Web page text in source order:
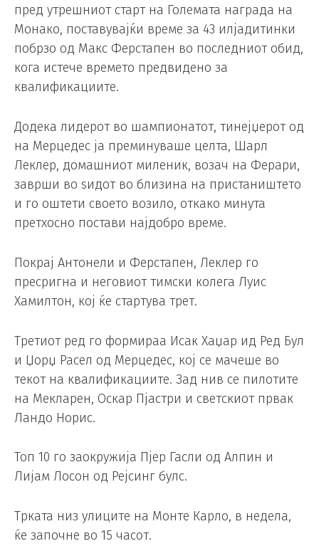
пред утрешниот старт на Големата награда на
Монако, поставувајќи време за 43 илјадитинки
побрзо од Макс Ферстапен во последниот обид,
кога истече времето предвидено за
квалификациите.
Додека лидерот во шампионатот, тинејџерот од
на Мерцедес ја преминуваше целта, Шарл
Леклер, домашниот миленик, возач на Ферари,
заврши во ѕидот во близина на пристаништето
и го оштети своето возило, откако минута
претхосно постави најдобро време.
Покрај Антонели и Ферстапен, Леклер го
пресригна и неговиот тимски колега Луис
Хамилтон, кој ќе стартува трет.
Третиот ред го формираа Исак Хаџар ид Ред Бул
и Џорџ Расел од Мерцедес, кој се мачеше во
текот на квалификациите. Зад нив се пилотите
на Мекларен, Оскар Пјастри и светскиот првак
Ландо Норис.
Топ 10 го заокружија Пјер Гасли од Алпин и
Лијам Лосон од Рејсинг булс.
Трката низ улиците на Монте Карло, в недела,
ќе започне во 15 часот.